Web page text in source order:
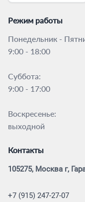
Режим работы
Понедельник -
9:00 - 18:00
Суббота:
9:00 - 17:00
Воскресенье:
выходной
Контакты
105275, Москва г,
+7 (915) 247-27-07